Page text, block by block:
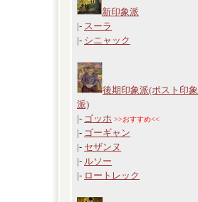
新印象派
|- スーラ
|- シニャック
後期印象派(ポスト印象
派)
|- ゴッホ >>おすすめ<<
|- ゴーギャン
|- セザンヌ
|- ルソー
|- ロートレック